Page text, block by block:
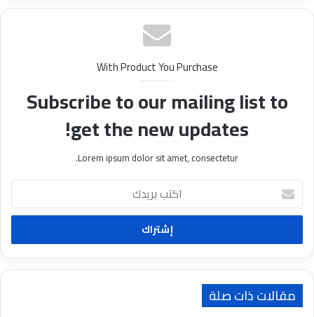
With Product You Purchase
Subscribe to our mailing list to
get the new updates!
Lorem ipsum dolor sit amet, consectetur.
ا
ت
ب
ر
ي
د
كمقالات ذات صلة